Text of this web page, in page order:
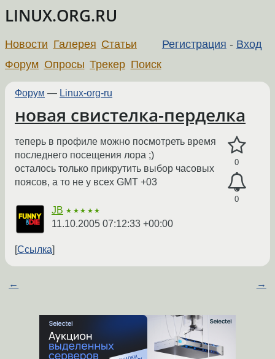
LINUX.ORG.RU
Регистрация - Вход
Новости Галерея Статьи
Форум Опросы Трекер Поиск
Форум — Linux-org-ru
новая свистелка-перделка
0
0
теперь в профиле можно посмотреть время
последнего посещения лора ;)
осталось только прикрутить выбор часовых
поясов, а то не у всех GMT +03
JB ★★★★★
11.10.2005 07:12:33 +00:00
Ссылка
← →